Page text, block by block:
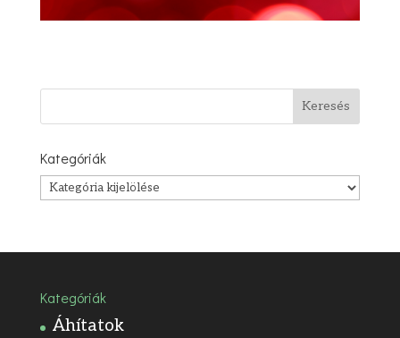
Kategóriák
Kategóriák
Kategóriák
Áhítatok